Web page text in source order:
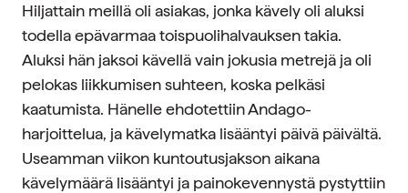
Hiljattain meillä oli asiakas, jonka kävely oli aluksi
todella epävarmaa toispuolihalvauksen takia.
Aluksi hän jaksoi kävellä vain jokusia metrejä ja oli
pelokas liikkumisen suhteen, koska pelkäsi
kaatumista. Hänelle ehdotettiin Andago-
harjoittelua, ja kävelymatka lisääntyi päivä päivältä.
Useamman viikon kuntoutusjakson aikana
kävelymäärä lisääntyi ja painokevennystä pystyttiin